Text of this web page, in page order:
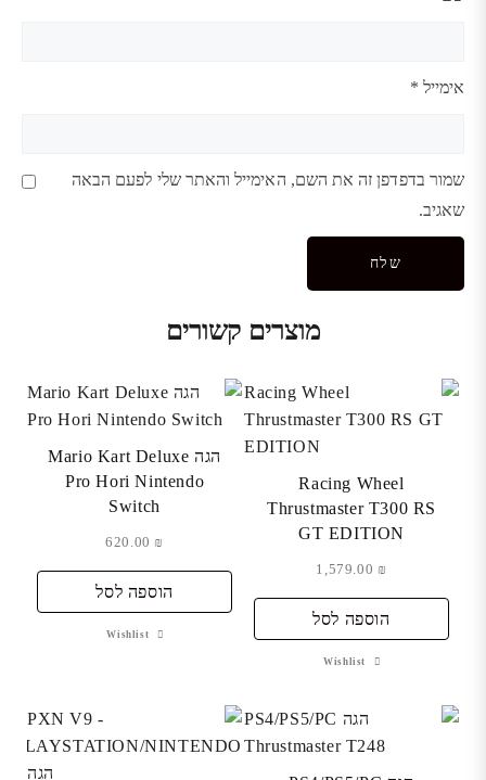
אימייל *
שמור בדפדפן זה את השם, האימייל והאתר שלי לפעם הבאה
שאגיב.
מוצרים קשורים
Racing Wheel
Thrustmaster T300 RS
GT EDITION
₪
הוספה לסל
Wishlist
הגה Mario Kart Deluxe
Pro Hori Nintendo
Switch
₪
הוספה לסל
Wishlist